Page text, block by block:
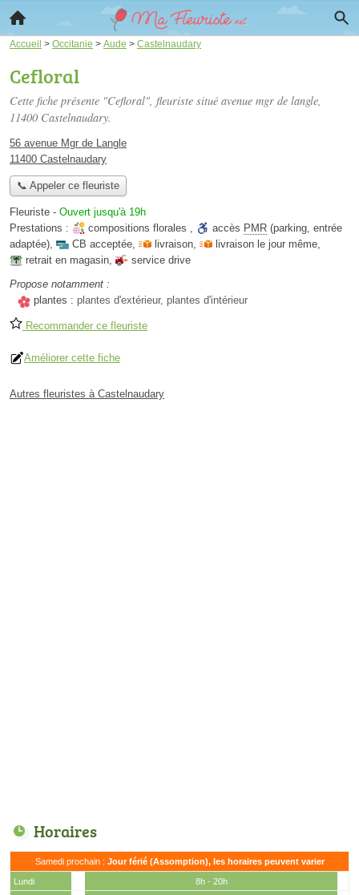
Accueil > Occitanie > Aude > Castelnaudary
Cefloral
Cette fiche présente "Cefloral", fleuriste situé avenue mgr de langle,
11400 Castelnaudary.
56 avenue Mgr de Langle
11400 Castelnaudary
📞 Appeler ce fleuriste
Fleuriste - Ouvert jusqu'à 19h
Prestations :
compositions florales , accès PMR (parking, entrée
adaptée), CB acceptée, livraison, livraison le jour même,
retrait en magasin,
service drive
Propose notamment :
plantes : plantes d'extérieur, plantes d'intérieur
Recommander ce fleuriste
Améliorer cette fiche
Autres fleuristes à Castelnaudary
Horaires
Samedi prochain : Jour férié (Assomption), les horaires peuvent varier
Lundi
8h - 20h